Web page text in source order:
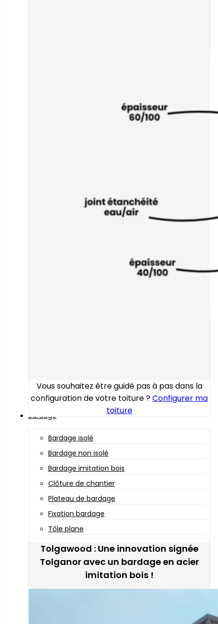
Vous souhaitez être guidé pas à pas dans la
configuration de votre toiture ?Configurer ma
toiture
Bardage
Bardage isolé
Bardage non isolé
Bardage imitation bois
Clôture de chantier
Plateau de bardage
Fixation bardage
Tôle plane
Tolgawood : Une innovation signée
Tolganor avec un bardage en acier
imitation bois !